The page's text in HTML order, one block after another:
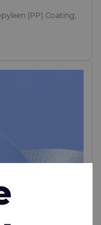
(PP) Coating,